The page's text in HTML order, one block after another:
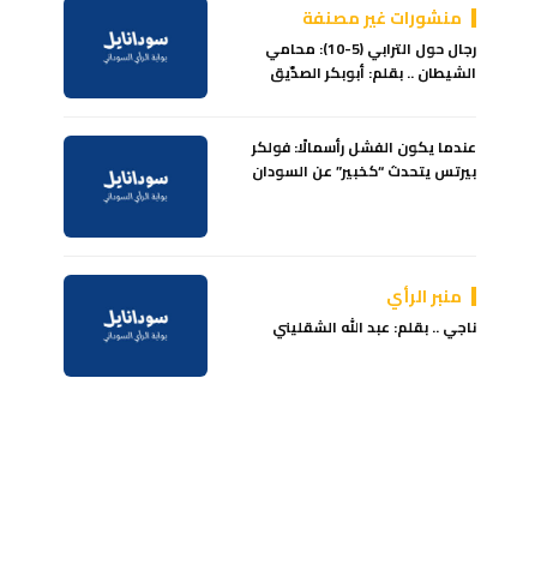
منشورات غير مصنفة
رجال حول الترابي (5-10): محامي
الشيطان .. بقلم: أبوبكر الصدّيق
عندما يكون الفشل رأسمالًا: فولكر
بيرتس يتحدث “كخبير” عن السودان
منبر الرأي
ناجي .. بقلم: عبد الله الشقليني